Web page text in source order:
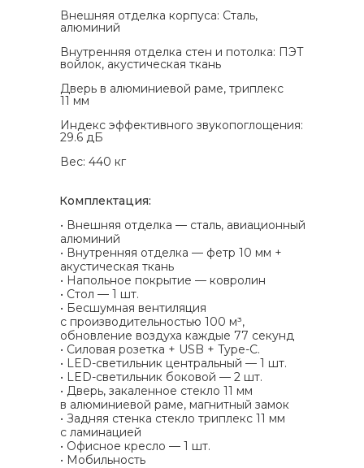
Внешняя отделка корпуса: Сталь,
алюминий
Внутренняя отделка стен и потолка: ПЭТ
войлок, акустическая ткань
Дверь в алюминиевой раме, триплекс
11 мм
Индекс эффективного звукопоглощения:
29.6 дБ
Вес: 440 кг
Комплектация:
• Внешняя отделка — сталь, авиационный
алюминий
• Внутренняя отделка — фетр 10 мм +
акустическая ткань
• Напольное покрытие — ковролин
• Стол — 1 шт.
• Бесшумная вентиляция
с производительностью 100 м³,
обновление воздуха каждые 77 секунд
• Силовая розетка + USB + Type-C.
• LED-светильник центральный — 1 шт.
• LED-светильник боковой — 2 шт.
• Дверь, закаленное стекло 11 мм
в алюминиевой раме, магнитный замок
• Задняя стенка стекло триплекс 11 мм
с ламинацией
• Офисное кресло — 1 шт.
• Мобильность